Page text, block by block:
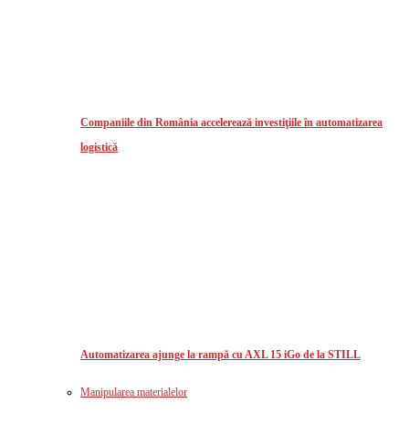
Companiile din România accelerează investiţiile în automatizarea
logistică
Automatizarea ajunge la rampă cu AXL 15 iGo de la STILL
Manipularea materialelor